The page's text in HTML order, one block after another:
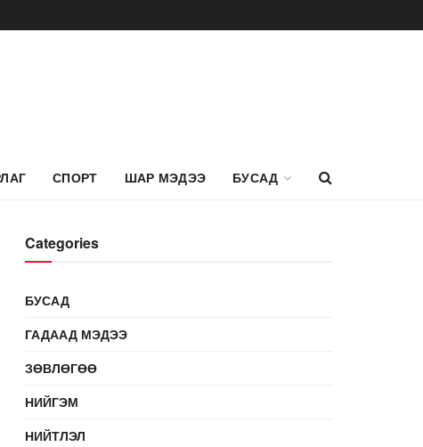
СПОРТ ШАР МЭДЭЭ БУСАД
Categories
БУСАД
ГАДААД МЭДЭЭ
ЗӨВЛӨГӨӨ
НИЙГЭМ
НИЙТЛЭЛ